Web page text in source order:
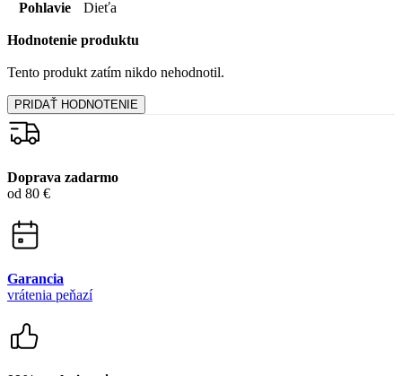
Pohlavie Dieťa
Hodnotenie produktu
Tento produkt zatím nikdo nehodnotil.
PRIDAŤ HODNOTENIE
Doprava zadarmo
od 80 €
Garancia
vrátenia peňazí